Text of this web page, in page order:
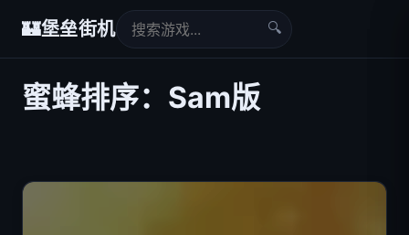
🏰堡垒街机 🔍
蜜蜂排序：Sam版